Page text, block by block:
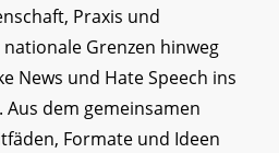
Praxis und
Grenzen hinweg
News und Hate Speech ins
dem gemeinsamen
Formate und Ideen